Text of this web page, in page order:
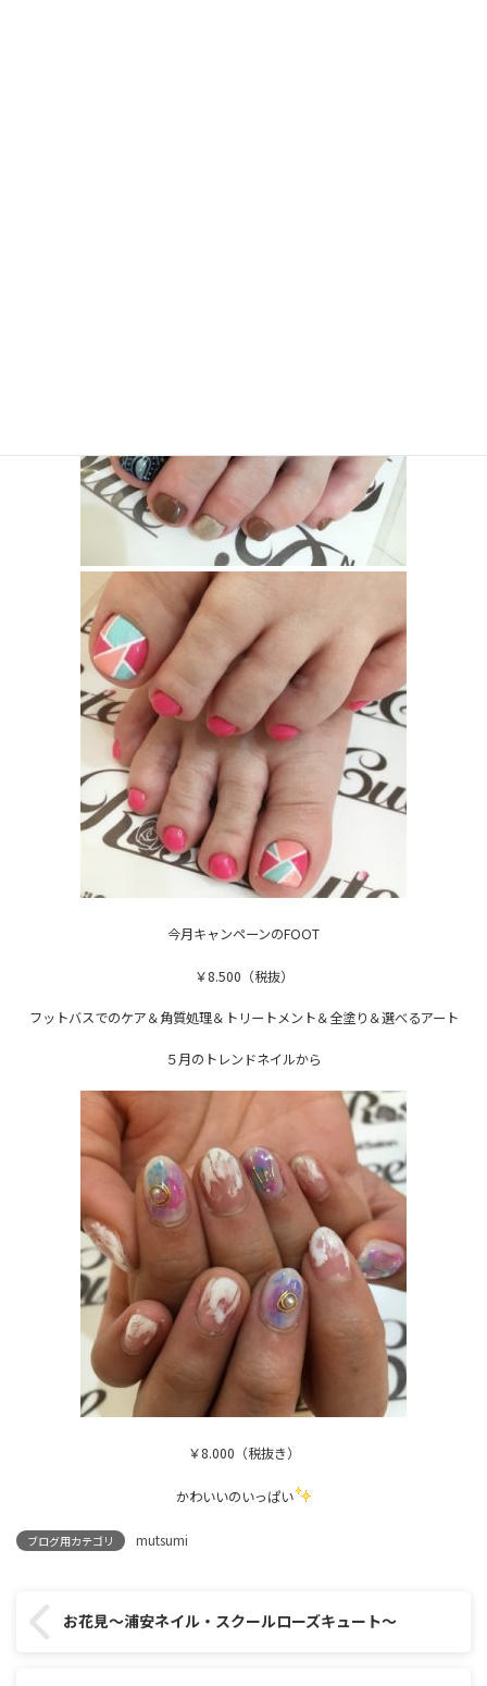
今月キャンペーンのFOOT
￥8.500（税抜）
フットバスでのケア＆角質処理＆トリートメント＆全塗り＆選べるアート
５月のトレンドネイルから
￥8.000（税抜き）
かわいいのいっぱい
ブログ用カテゴリ mutsumi
お花見～浦安ネイル・スクールローズキュート～